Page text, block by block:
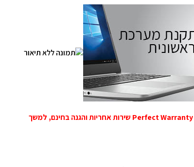
רשמו עוד היום את המוצר שלכם באתר ותיהנו מראש שקט עם Perfect Warranty שירות אחריות והגנה בחינם, למשך